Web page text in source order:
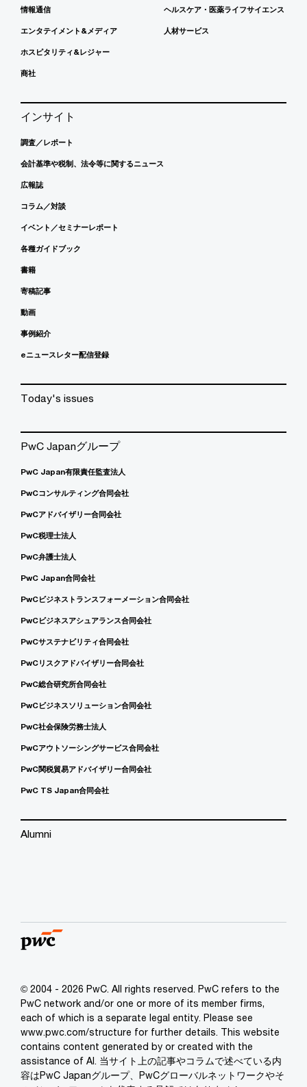
情報通信
エンタテイメント&メディア
ホスピタリティ&レジャー
商社
ヘルスケア・医薬ライフサイエンス
人材サービス
インサイト
調査／レポート
会計基準や税制、法令等に関するニュース
広報誌
コラム／対談
イベント／セミナーレポート
各種ガイドブック
書籍
寄稿記事
動画
事例紹介
eニュースレター配信登録
Today's issues
PwC Japanグループ
PwC Japan有限責任監査法人
PwCコンサルティング合同会社
PwCアドバイザリー合同会社
PwC税理士法人
PwC弁護士法人
PwC Japan合同会社
PwCビジネストランスフォーメーション合同会社
PwCビジネスアシュアランス合同会社
PwCサステナビリティ合同会社
PwCリスクアドバイザリー合同会社
PwC総合研究所合同会社
PwCビジネスソリューション合同会社
PwC社会保険労務士法人
PwCアウトソーシングサービス合同会社
PwC関税貿易アドバイザリー合同会社
PwC TS Japan合同会社
Alumni
© 2004 - 2026 PwC. All rights reserved. PwC refers to the
PwC network and/or one or more of its member firms,
each of which is a separate legal entity. Please see
www.pwc.com/structure for further details. This website
contains content generated by or created with the
assistance of AI. 当サイト上の記事やコラムで述べている内
容はPwC Japanグループ、PwCグローバルネットワークやそ